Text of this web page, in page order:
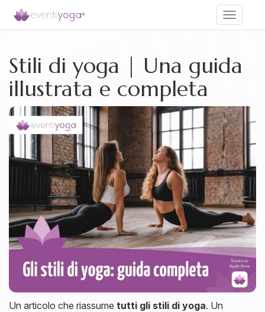
Toggle
Stili di yoga | Una guida
illustrata e completa
Un articolo che riassume tutti gli stili di yoga. Un